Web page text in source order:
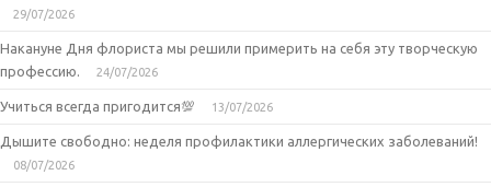
29/07/2026
Накануне Дня флориста мы решили примерить на себя эту творческую
профессию.
24/07/2026
Учиться всегда пригодится💯 13/07/2026
Дышите свободно: неделя профилактики аллергических заболеваний!
08/07/2026